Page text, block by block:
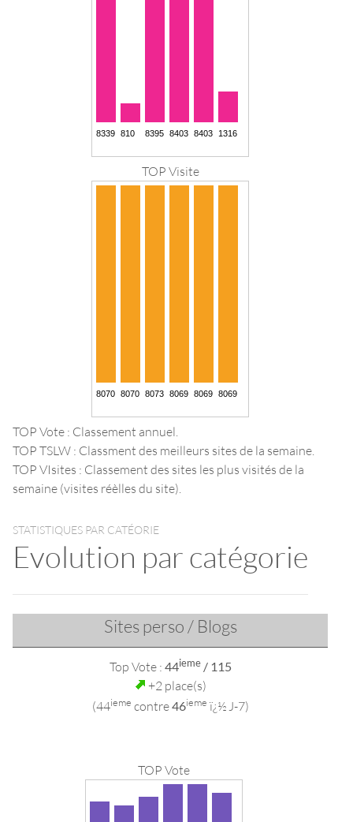
TOP Visite
TOP Vote : Classement annuel.
TOP TSLW : Classment des meilleurs sites de la semaine.
TOP VIsites : Classement des sites les plus visités de la
semaine (visites réèlles du site).
STATISTIQUES PAR CATÉORIE
Evolution par catégorie
Sites perso / Blogs
Top Vote : 44ieme/ 115
+2 place(s)
(44ieme contre46ieme ï¿½ J-7)
TOP Vote